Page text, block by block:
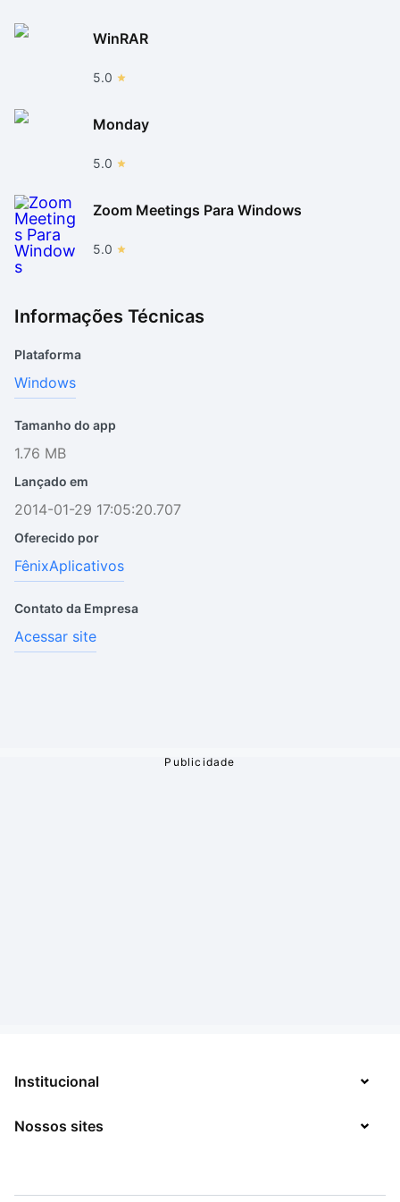
WinRAR
5.0
Monday
5.0
Zoom Meetings Para Windows
5.0
Informações Técnicas
Plataforma
Windows
Tamanho do app
1.76 MB
Lançado em
2014-01-29 17:05:20.707
Oferecido por
FênixAplicativos
Contato da Empresa
Acessar site
Institucional
Sobre
Jobs
Nossos sites